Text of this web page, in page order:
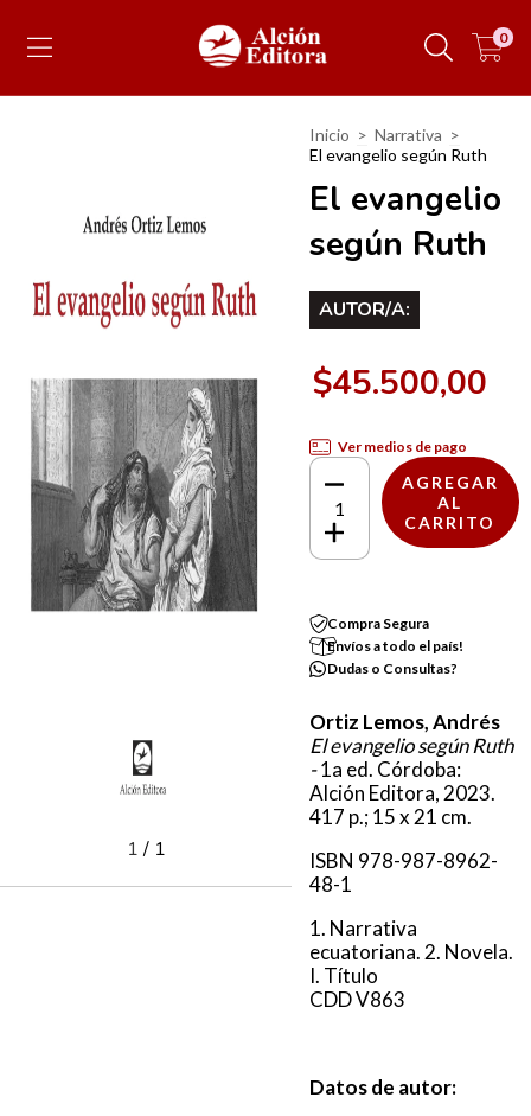
0
1/ 1
Inicio > Narrativa >
El evangelio según Ruth
El evangelio
según Ruth
AUTOR/A:
$45.500,00
Ver medios de pago
Compra Segura
Envíos a todo el país!
Dudas o Consultas?
Ortiz Lemos, Andrés
El evangelio según Ruth
-1a ed. Córdoba:
Alción Editora, 2023.
417 p.; 15 x 21 cm.
ISBN 978-987-8962-
48-1
1. Narrativa
ecuatoriana. 2. Novela.
I. Título
CDD V863
Datos de autor: